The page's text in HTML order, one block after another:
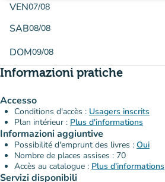
VEN07/08
SAB08/08
DOM09/08
Informazioni pratiche
Accesso
Conditions d'accès : Usagers inscrits
Plan intérieur : Plus d'informations
Informazioni aggiuntive
Possibilité d'emprunt des livres : Oui
Nombre de places assises : 70
Accès au catalogue : Plus d'informations
Servizi disponibili